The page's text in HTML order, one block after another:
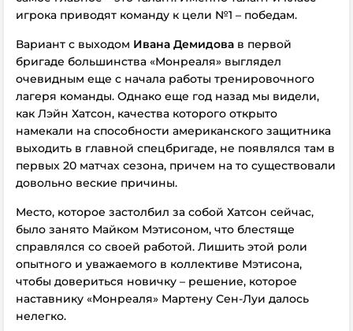
игрока приводят команду к цели №1 – победам.
Вариант с выходом Ивана Демидова в первой
бригаде большинства «Монреаля» выглядел
очевидным еще с начала работы тренировочного
лагеря команды. Однако еще год назад мы видели,
как Лэйн Хатсон, качества которого открыто
намекали на способности американского защитника
выходить в главной спецбригаде, не появлялся там в
первых 20 матчах сезона, причем на то существовали
довольно веские причины.
Место, которое застолбил за собой Хатсон сейчас,
было занято Майком Мэтисоном, что блестяще
справлялся со своей работой. Лишить этой роли
опытного и уважаемого в коллективе Мэтисона,
чтобы довериться новичку – решение, которое
наставнику «Монреаля» Мартену Сен-Луи далось
нелегко.